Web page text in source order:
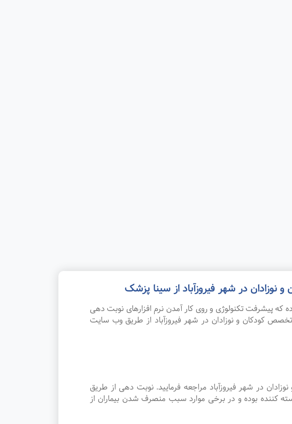
در شهر فیروزآباد از سینا پزشک
پیشرفت تکنولوژی و روی کار آمدن نرم افزارهای نوبت دهی
کودکان و نوزادان در شهر فیروزآباد از طریق وب سایت
در شهر فیروزآباد مراجعه فرمایید. نوبت دهی از طریق
کننده بوده و در برخی موارد سبب منصرف شدن بیماران از